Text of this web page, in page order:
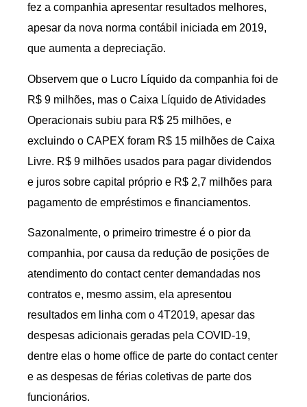
fez a companhia apresentar resultados melhores,
apesar da nova norma contábil iniciada em 2019,
que aumenta a depreciação.
Observem que o Lucro Líquido da companhia foi de
R$ 9 milhões, mas o Caixa Líquido de Atividades
Operacionais subiu para R$ 25 milhões, e
excluindo o CAPEX foram R$ 15 milhões de Caixa
Livre. R$ 9 milhões usados para pagar dividendos
e juros sobre capital próprio e R$ 2,7 milhões para
pagamento de empréstimos e financiamentos.
Sazonalmente, o primeiro trimestre é o pior da
companhia, por causa da redução de posições de
atendimento do contact center demandadas nos
contratos e, mesmo assim, ela apresentou
resultados em linha com o 4T2019, apesar das
despesas adicionais geradas pela COVID-19,
dentre elas o home office de parte do contact center
e as despesas de férias coletivas de parte dos
funcionários.